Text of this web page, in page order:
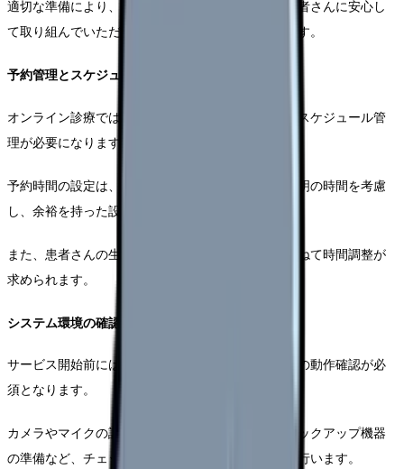
適切な準備により、診療中のトラブルを回避し、患者さんに安心し
て取り組んでいただける環境を整えることができます。
予約管理とスケジュール調整
オンライン診療では、通常の外来診療以上に綿密なスケジュール管
理が必要になります。
予約時間の設定は、システムの接続テストや患者説明の時間を考慮
し、余裕を持った設定が推奨されます。
また、患者さんの生活リズムや仕事の都合なども兼ねて時間調整が
求められます。
システム環境の確認
サービス開始前には、使用する機器やソフトウェアの動作確認が必
須となります。
カメラやマイクの設定、ネットワーク接続状態、バックアップ機器
の準備など、チェックリストに基づいた確認作業を行います。